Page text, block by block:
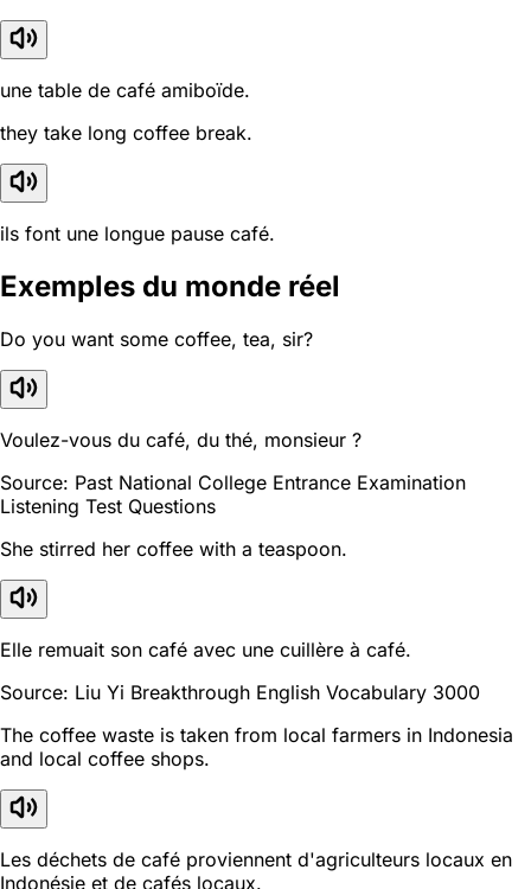
une table de café amiboïde.
they take long coffee break.
ils font une longue pause café.
Exemples du monde réel
Do you want some coffee, tea, sir?
Voulez-vous du café, du thé, monsieur ?
Source: Past National College Entrance Examination
Listening Test Questions
She stirred her coffee with a teaspoon.
Elle remuait son café avec une cuillère à café.
Source: Liu Yi Breakthrough English Vocabulary 3000
The coffee waste is taken from local farmers in Indonesia
and local coffee shops.
Les déchets de café proviennent d'agriculteurs locaux en
Indonésie et de cafés locaux.